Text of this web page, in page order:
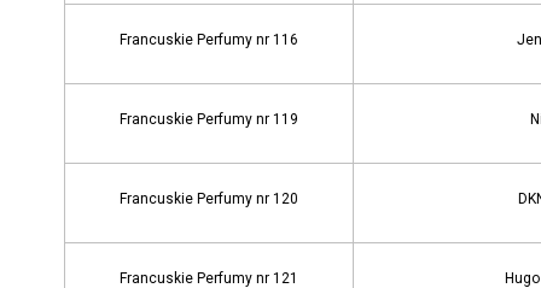
Francuskie Perfumy nr 116
Francuskie Perfumy nr 119
Francuskie Perfumy nr 120
Francuskie Perfumy nr 121